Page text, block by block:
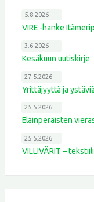
VIRE -hanke
5.8.2026
Kesäkuun uutiskirje
3.6.2026
Yrittäjyyttä ja
27.5.2026
Eläinperäisten
25.5.2026
VILLIVÄRIT –
25.5.2026